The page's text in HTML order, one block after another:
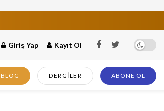
Giriş Yap Kayıt Ol
BLOG DERGILER ABONE OL